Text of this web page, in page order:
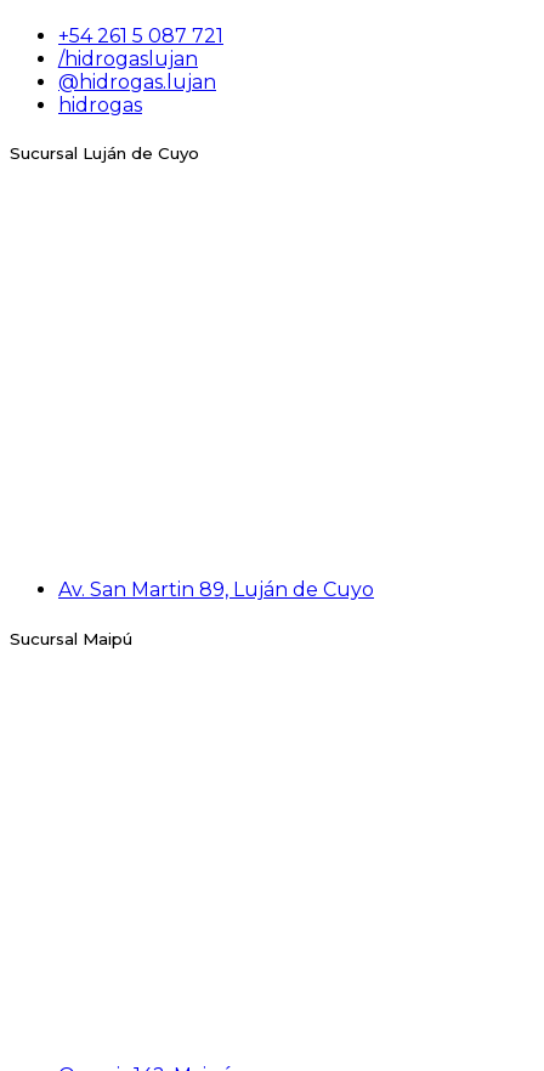
+54 261 5 087 721
/hidrogaslujan
@hidrogas.lujan
hidrogas
Sucursal Luján de Cuyo
Av. San Martin 89, Luján de Cuyo
Sucursal Maipú